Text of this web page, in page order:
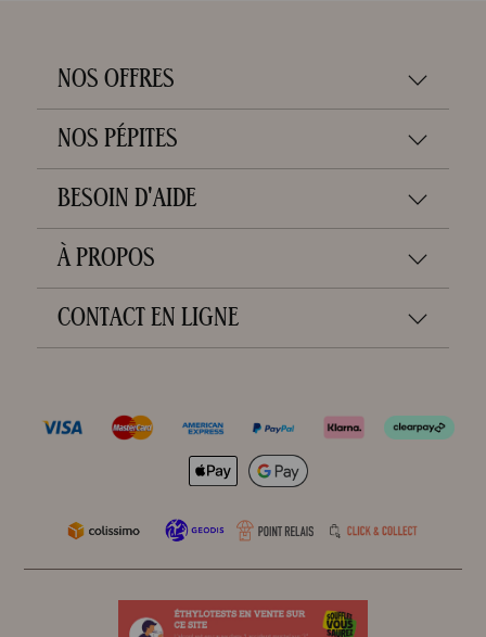
NOS OFFRES
NOS PÉPITES
BESOIN D'AIDE
À PROPOS
CONTACT EN LIGNE